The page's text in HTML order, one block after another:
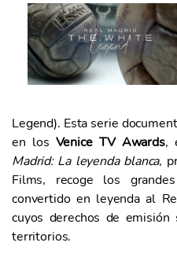
Legend). Esta serie
en los Venice TV Awards,
Madrid: La leyenda blanca,
Films, recoge los
convertido en leyenda al
cuyos derechos de
territorios.